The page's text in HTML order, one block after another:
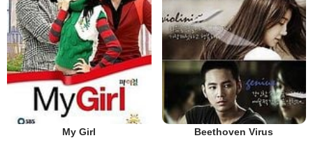
My Girl Beethoven Virus